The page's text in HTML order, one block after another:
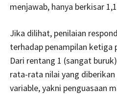
menjawab, hanya berkisar
Jika dilihat, penilaian
terhadap penampilan
Dari rentang 1 (sangat
rata-rata nilai yang
variable, yakni penguasaan